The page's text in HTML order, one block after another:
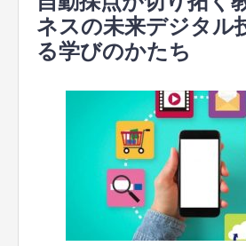
ネスの未来デジタル
る学びのかたち